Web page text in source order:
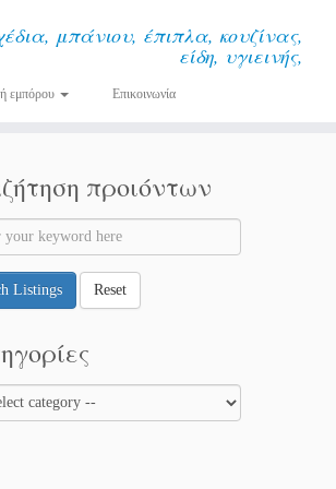
μπάνιου, έπιπλα, κουζίνας,
είδη, υγιεινής,
εμπόρου Επικοινωνία
προιόντων
Listings Reset